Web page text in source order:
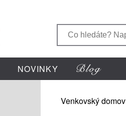
NOVINKY
Venkovský domov